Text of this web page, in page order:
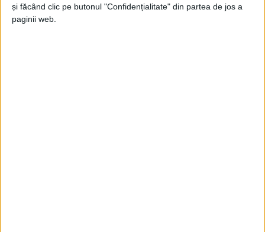
și făcând clic pe butonul "Confidențialitate" din partea de jos a
paginii web.